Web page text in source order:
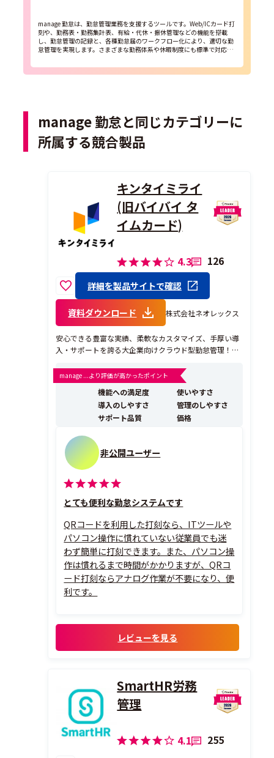
manage 勤怠は、勤怠管理業務を支援するツールです。Web/ICカード打
刻や、勤務表・勤務集計表、有給・代休・振休管理などの機能を搭載
し、勤怠管理の記録と、各種勤怠届のワークフロー化により、適切な勤
怠管理を実現します。さまざまな勤務体系や休暇制度にも標準で対応す
manage 勤怠と同じカテゴリーに
所属する競合製品
キンタイミライ
(旧バイバイ タ
イムカード)
4.3 126
詳細を製品サイトで確認
資料ダウンロード 株式会社ネオレックス
安心できる豊富な実績、柔軟なカスタマイズ、手厚い導
入・サポートを誇る大企業向けクラウド型勤怠管理！
マト運輸様、王将フードサービス様、ハローズ様など、
さまざまな大手企業でご採用いただいています。 また、I
Treview Grid Award 202...
manage ...より評価が高かったポイント
機能への満足度
使いやすさ
導入のしやすさ
管理のしやすさ
サポート品質
価格
非公開ユーザー
とても便利な勤怠システムです
QRコードを利用した打刻なら、ITツールや
パソコン操作に慣れていない従業員でも迷
わず簡単に打刻できます。また、パソコン操
作は慣れるまで時間がかかりますが、QRコ
ード打刻ならアナログ作業が不要になり、便
利です。
レビューを見る
SmartHR労務
管理
4.1 255